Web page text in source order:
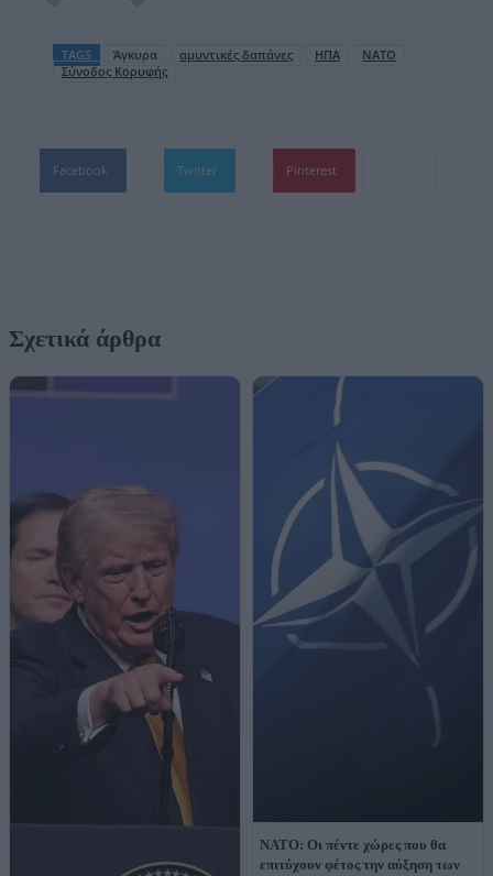
TAGS Άγκυρα αμυντικές δαπάνες ΗΠΑ
ΝΑΤΟ
Σύνοδος Κορυφής
Facebook Twitter Pinterest
Σχετικά άρθρα
ΝΑΤΟ: Οι πέντε χώρες που θα
επιτύχουν φέτος την αύξηση των